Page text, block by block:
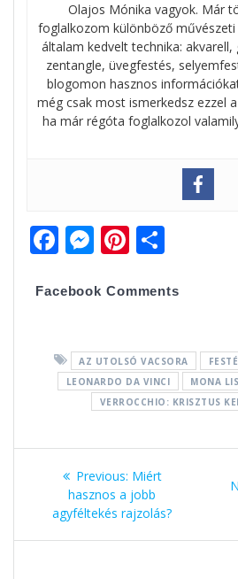
Olajos Mónika vagyok. Már
foglalkozom különböző művészeti
általam kedvelt technika:
zentangle, üvegfestés,
blogomon hasznos
még csak most ismerkedsz ezzel
ha már régóta foglalkozol
F
e
o
o
M
ss
n
g
er
Pi
er
st
za
e
g
Facebook Comments
AZ UTOLSÓ VACSORA
LEONARDO DA VINCI
MONA
VERROCCHIO: KRISZTUS
Bejegyzés
navigáció
Previous: Previous
post:
Miért
hasznos a jobb
agyféltekés rajzolás?